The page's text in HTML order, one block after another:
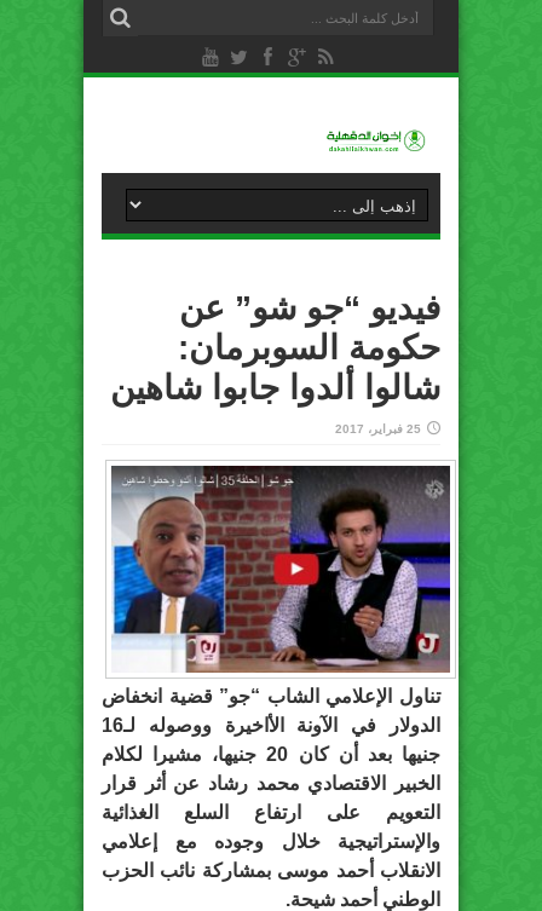
فيديو “جو شو” عن
حكومة السوبرمان:
شالوا ألدوا جابوا شاهين
25 فبراير، 2017
تناول الإعلامي الشاب “جو” قضية انخفاض
الدولار في الآونة الأاخيرة ووصوله لـ16
جنيها بعد أن كان 20 جنيها، مشيرا لكلام
الخبير الاقتصادي محمد رشاد عن أثر قرار
التعويم على ارتفاع السلع الغذائية
والإستراتيجية خلال وجوده مع إعلامي
الانقلاب أحمد موسى بمشاركة نائب الحزب
الوطني أحمد شيحة.